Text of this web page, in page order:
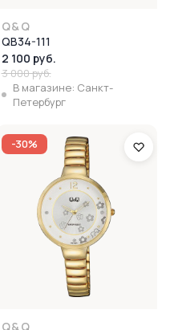
Q&Q
QB34-111
2 100 руб.
3 000 руб.
В магазине: Санкт-
Петербург
-30%
Q&Q